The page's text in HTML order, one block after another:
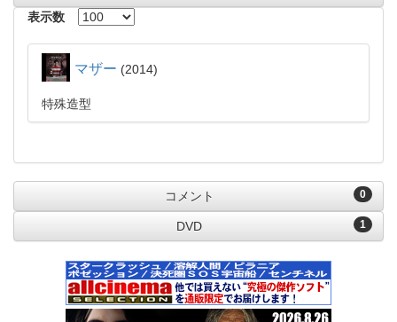
表示数
マザー 2014
特殊造型
0
コメント
1
DVD